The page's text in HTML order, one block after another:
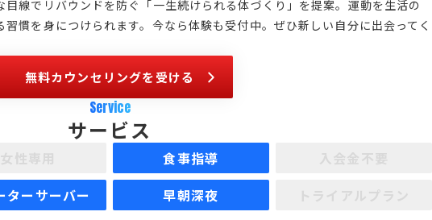
線でリバウンドを防ぐ「一生続けられる体づくり」を提案。運動を生活の
慣を身につけられます。今なら体験も受付中。ぜひ新しい自分に出会ってく
無料カウンセリングを受ける
Service
サービス
食事指導
ターサーバー 早朝深夜